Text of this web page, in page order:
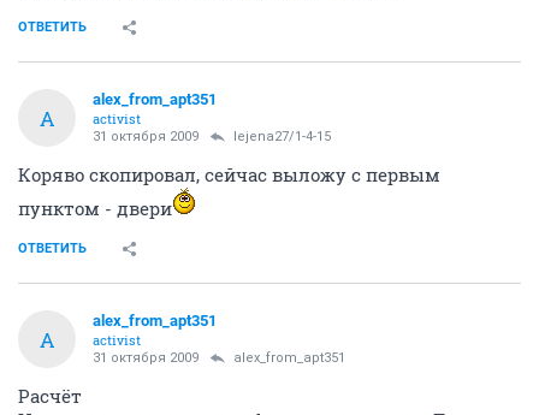
ОТВЕТИТЬ
A
alex_from_apt351
activist
31 октября 2009 lejena27/1-4-15
Коряво скопировал, сейчас выложу с первым
пунктом - двери
ОТВЕТИТЬ
A
alex_from_apt351
activist
31 октября 2009 alex_from_apt351
Расчёт